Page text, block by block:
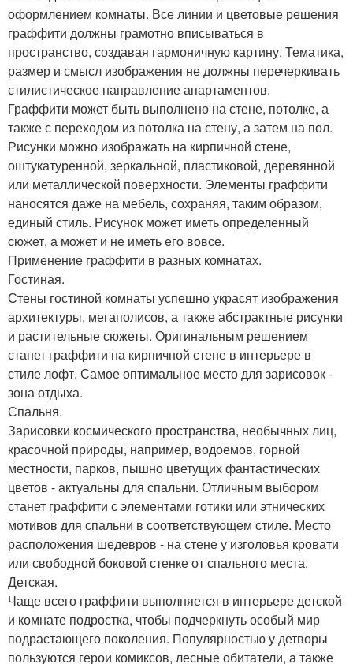
оформлением комнаты. Все линии и цветовые решения
граффити должны грамотно вписываться в
пространство, создавая гармоничную картину. Тематика,
размер и смысл изображения не должны перечеркивать
стилистическое направление апартаментов.
Граффити может быть выполнено на стене, потолке, а
также с переходом из потолка на стену, а затем на пол.
Рисунки можно изображать на кирпичной стене,
оштукатуренной, зеркальной, пластиковой, деревянной
или металлической поверхности. Элементы граффити
наносятся даже на мебель, сохраняя, таким образом,
единый стиль. Рисунок может иметь определенный
сюжет, а может и не иметь его вовсе.
Применение граффити в разных комнатах.
Гостиная.
Стены гостиной комнаты успешно украсят изображения
архитектуры, мегаполисов, а также абстрактные рисунки
и растительные сюжеты. Оригинальным решением
станет граффити на кирпичной стене в интерьере в
стиле лофт. Самое оптимальное место для зарисовок -
зона отдыха.
Спальня.
Зарисовки космического пространства, необычных лиц,
красочной природы, например, водоемов, горной
местности, парков, пышно цветущих фантастических
цветов - актуальны для спальни. Отличным выбором
станет граффити с элементами готики или этнических
мотивов для спальни в соответствующем стиле. Место
расположения шедевров - на стене у изголовья кровати
или свободной боковой стенке от спального места.
Детская.
Чаще всего граффити выполняется в интерьере детской
и комнате подростка, чтобы подчеркнуть особый мир
подрастающего поколения. Популярностью у детворы
пользуются герои комиксов, лесные обитатели, а также